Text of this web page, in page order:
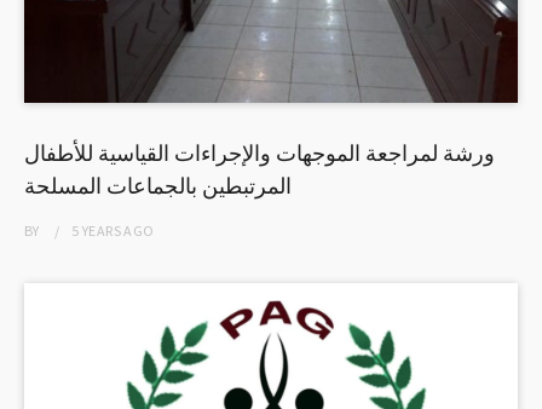
ورشة لمراجعة الموجهات والإجراءات القياسية للأطفال
المرتبطين بالجماعات المسلحة
BY 5 YEARSAGO